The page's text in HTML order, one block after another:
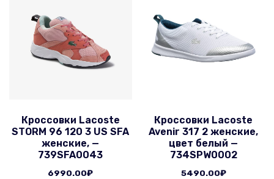
Кроссовки Lacoste
STORM 96 120 3 US SFA
женские, —
739SFA0043
6990.00₽
Кроссовки Lacoste
Avenir 317 2 женские,
цвет белый —
734SPW0002
5490.00₽